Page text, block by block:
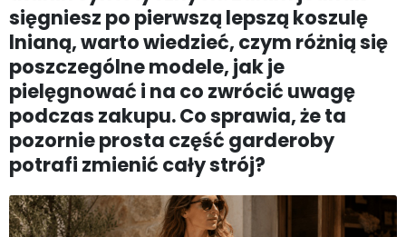
sięgniesz po pierwszą lepszą koszulę
lnianą, warto wiedzieć, czym różnią się
poszczególne modele, jak je
pielęgnować i na co zwrócić uwagę
podczas zakupu. Co sprawia, że ta
pozornie prosta część garderoby
potrafi zmienić cały strój?